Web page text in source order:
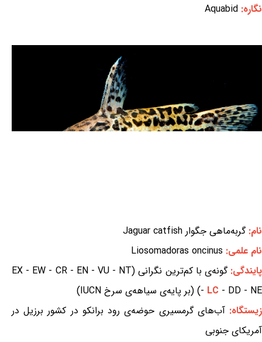
نگاره: Aquabid
نام:گربه‌ماهی جگوار Jaguar catfish
نام علمی: Liosomadoras oncinus
پایندگی:
گونه‌ی با کم‌ترین نگرانی (EX - EW - CR - EN - VU - NT
- LC - DD - NE) (بر پایه‌ی سیاهه‌ی سرخ IUCN)
زیستگاه:آب‌های گرمسیری حوضه‌ی رود برانکو در کشور برزیل در
آمریکای جنوبی